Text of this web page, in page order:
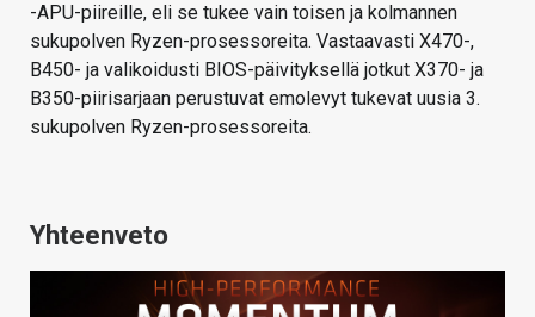
-APU-piireille, eli se tukee vain toisen ja kolmannen
sukupolven Ryzen-prosessoreita. Vastaavasti X470-,
B450- ja valikoidusti BIOS-päivityksellä jotkut X370- ja
B350-piirisarjaan perustuvat emolevyt tukevat uusia 3.
sukupolven Ryzen-prosessoreita.
Yhteenveto